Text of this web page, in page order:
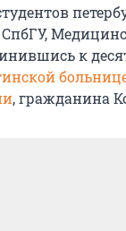
к
, гражданина